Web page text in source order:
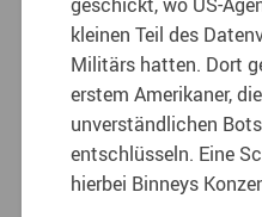
kleinen Teil des
Militärs hatten. Dort
erstem Amerikaner,
unverständlichen
entschlüsseln. Eine
hierbei Binneys